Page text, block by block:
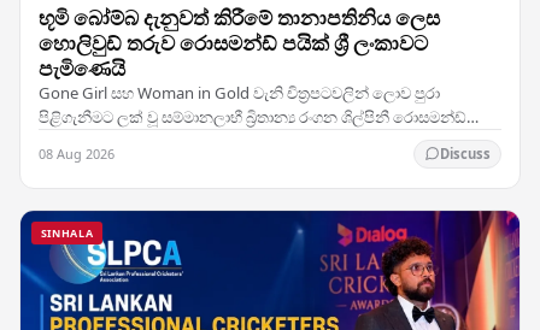
භූමි බෝම්බ දැනුවත් කිරීමේ තානාපතිනිය ලෙස
හොලිවුඩ් තරුව රොසමන්ඩ් පයික් ශ්‍රී ලංකාවට
පැමිණෙයි
Gone Girl සහ Woman in Gold වැනි චිත්‍රපටවලින් ලොව පුරා
පිළිගැනීමට ලක් වූ සම්මානලාභී බ්‍රිතාන්‍ය රංගන ශිල්පිනී රොසමන්ඩ්
08 Aug 2026 Discuss
SINHALA